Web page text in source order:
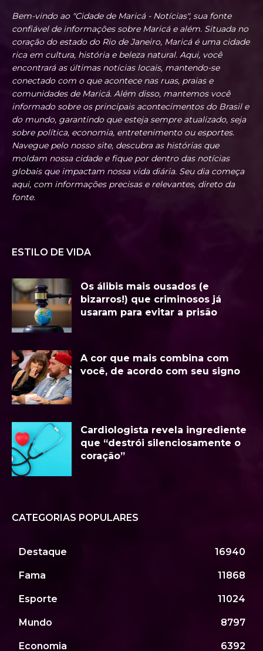
Bem-vindo ao "Cidade de Maricá - Notícias", sua fonte
confiável de informações sobre Maricá e além. Situada no
coração do estado do Rio de Janeiro, Maricá é uma cidade
rica em cultura, história e beleza natural. Aqui, você
encontrará as últimas notícias locais, mantendo-se
conectado com o que acontece nas ruas, praias e
comunidades de Maricá. Além disso, mantemos você
informado sobre os principais acontecimentos do Brasil e
do mundo, garantindo que esteja sempre atualizado, seja
sobre política, economia, entretenimento ou esportes.
Navegue pelo nosso site, descubra as histórias que
moldam nossa cidade e fique por dentro das notícias
globais que impactam nossa vida diária. Seu dia começa
aqui, com informações precisas e relevantes, direto da
fonte.
ESTILO DE VIDA
Os álibis mais ousados (e
bizarros!) que criminosos já
usaram para evitar a prisão
A cor que mais combina com
você, de acordo com seu signo
Cardiologista revela ingrediente
que “destrói silenciosamente o
coração”
CATEGORIAS POPULARES
Destaque 16940
Fama 11868
Esporte 11024
Mundo 8797
Economia 6392